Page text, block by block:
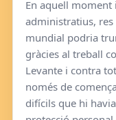
En aquell moment
administratius,
mundial podria
gràcies al treball
Levante i contra
només de
difícils que hi